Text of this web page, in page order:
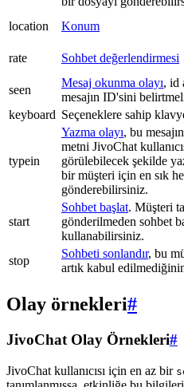
location Konum
rate
Sohbet değerlendirmesi
seen
Mesaj okunma olayı, id
mesajın ID'sini
keyboard Seçeneklere sahip
typein
Yazma olayı, bu
metni JivoChat
görülebilecek şekilde
bir müşteri için en sık
gönderebilirsiniz.
start
Sohbet başlat. Müşteri
gönderilmeden sohbet
kullanabilirsiniz.
stop
Sohbeti sonlandır, bu
artık kabul
Olay örnekleri#
JivoChat Olay Örnekleri#
JivoChat kullanıcısı için en az bir